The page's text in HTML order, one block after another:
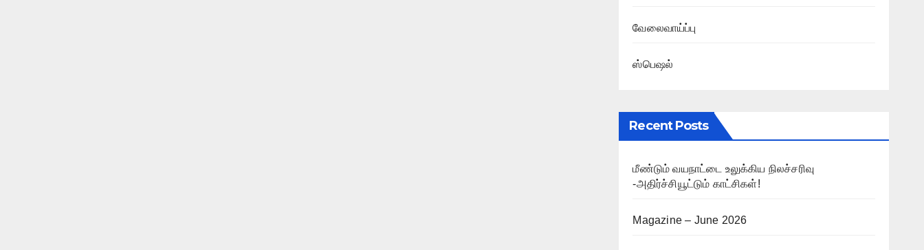
வேலைவாய்ப்பு
ஸ்பெஷல்
Recent Posts
மீண்டும் வயநாட்டை உலுக்கிய நிலச்சரிவு
-அதிர்ச்சியூட்டும் காட்சிகள்!
Magazine – June 2026